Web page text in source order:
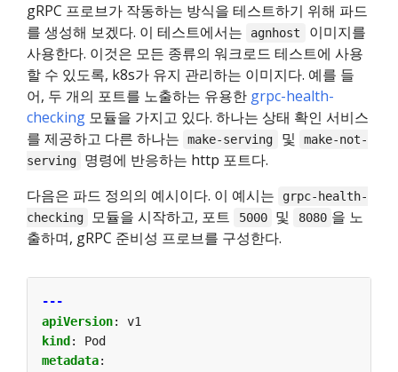
gRPC 프로브가 작동하는 방식을 테스트하기 위해 파드
를 생성해 보겠다. 이 테스트에서는
agnhost
이미지를
사용한다. 이것은 모든 종류의 워크로드 테스트에 사용
할 수 있도록, k8s가 유지 관리하는 이미지다. 예를 들
어, 두 개의 포트를 노출하는 유용한 grpc-health-
checking 모듈을 가지고 있다. 하나는 상태 확인 서비스
를 제공하고 다른 하나는
make-serving 및
make-not-
serving
명령에 반응하는 http 포트다.
다음은 파드 정의의 예시이다. 이 예시는
grpc-health-
checking
모듈을 시작하고, 포트 5000 및 8080 을 노
출하며, gRPC 준비성 프로브를 구성한다.
---
apiVersion:
v1
kind :
Pod
metadata: